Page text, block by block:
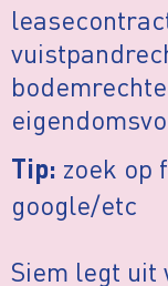
Tip: zoek op
google/etc
Siem legt uit